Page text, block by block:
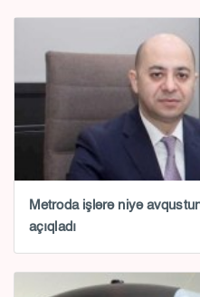
Metroda işlərə niyə
açıqladı